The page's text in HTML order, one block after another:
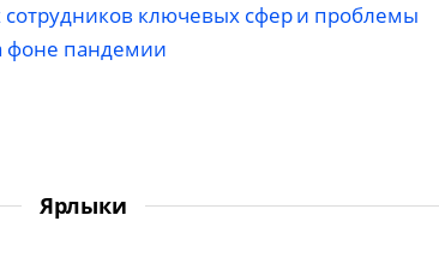
ключевых сфер и проблемы
фоне пандемии
Ярлыки